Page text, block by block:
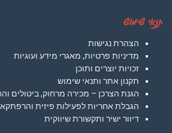
תנאי שימוש
הצהרת נגישות
מדיניות פרטיות, מאגרי מידע ועוגיות
זכויות יוצרים ותוכן
תקנון אתר ותנאי שימוש
הגנת הצרכן – מכירה מרחוק, ביטולים
הגבלת אחריות לפעילות פיזית
דיוור ישיר ותקשורת שיווקית